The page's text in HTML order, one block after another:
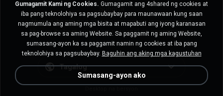
Suporta
Huwag ibenta ang aking personal na impormasyon
Huwag ibahagi ang aking personal na impormasyon
Tagalog
Gumagamit Kami ng Cookies. Gumagamit ang 4shared ng cookies at
iba pang teknolohiya sa pagsubaybay para maunawaan kung saan
nagmumula ang aming mga bisita at mapabuti ang iyong karanasan
sa pag-browse sa aming Website. Sa paggamit ng aming Website,
sumasang-ayon ka sa paggamit namin ng cookies at iba pang
teknolohiya sa pagsubaybay. Baguhin ang aking mga kagustuhan
Sumasang-ayon ako